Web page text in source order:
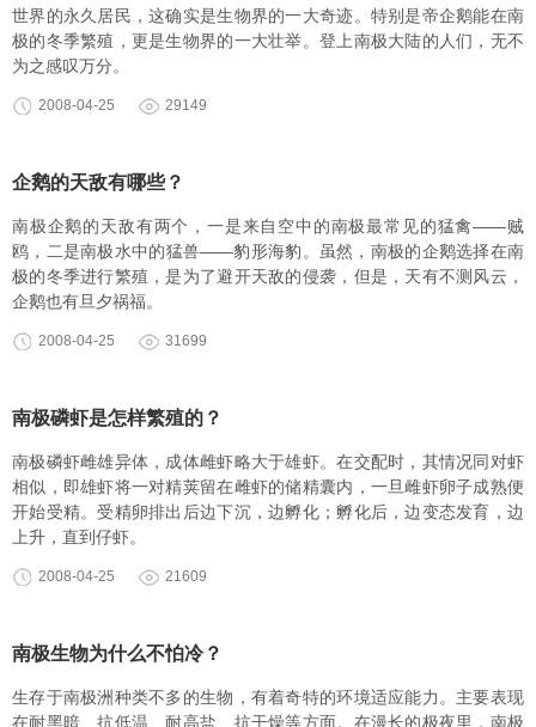
世界的永久居民，这确实是生物界的一大奇迹。特别是帝企鹅能在南
极的冬季繁殖，更是生物界的一大壮举。登上南极大陆的人们，无不
为之感叹万分。
2008-04-25 29149
企鹅的天敌有哪些？
南极企鹅的天敌有两个，一是来自空中的南极最常见的猛禽——贼
鸥，二是南极水中的猛兽——豹形海豹。虽然，南极的企鹅选择在南
极的冬季进行繁殖，是为了避开天敌的侵袭，但是，天有不测风云，
企鹅也有旦夕祸福。
2008-04-25 31699
南极磷虾是怎样繁殖的？
南极磷虾雌雄异体，成体雌虾略大于雄虾。在交配时，其情况同对虾
相似，即雄虾将一对精荚留在雌虾的储精囊内，一旦雌虾卵子成熟便
开始受精。受精卵排出后边下沉，边孵化；孵化后，边变态发育，边
上升，直到仔虾。
2008-04-25 21609
南极生物为什么不怕冷？
生存于南极洲种类不多的生物，有着奇特的环境适应能力。主要表现
在耐黑暗、抗低温、耐高盐、抗干燥等方面。在漫长的极夜里，南极